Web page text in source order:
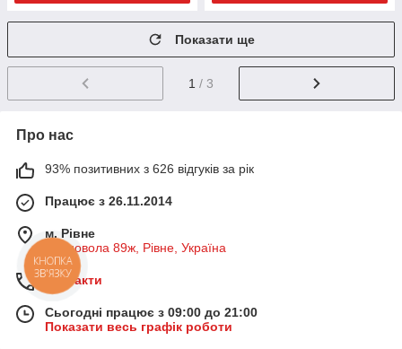
Показати ще
1 / 3
Про нас
93% позитивних з 626 відгуків за рік
Працює з 26.11.2014
м. Рівне
Чорновола 89ж, Рівне, Україна
Контакти
Сьогодні працює з 09:00 до 21:00
Показати весь графік роботи
КНОПКА
ЗВ'ЯЗКУ